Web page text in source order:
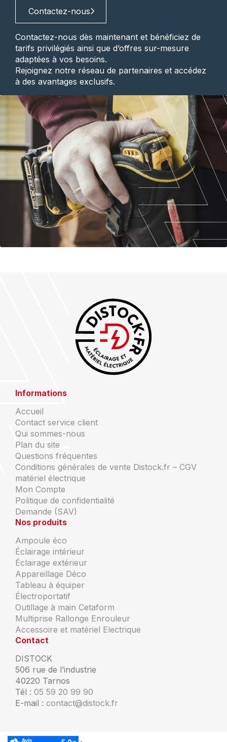
Contactez-nous
Contactez-nous dès maintenant et bénéficiez de
tarifs privilégiés ainsi que d’offres sur-mesure
adaptées à vos besoins.
Rejoignez notre réseau de partenaires et accédez
à des avantages exclusifs.
Informations
Accueil
Contact service client
Qui sommes-nous
Plan du site
Questions fréquentes
Conditions générales de vente Distock.fr – CGV
matériel électrique
Mon Compte
Politique de confidentialité
Demande (SAV)
Nos produits
Ampoule éco
Éclairage intérieur
Éclairage extérieur
Appareillage Déco
Tableau à équiper
Électroportatif
Outillage à main Cetaform
Multiprise Rallonge Enrouleur
Accessoire et matériel Electrique
Contact
DISTOCK
506 rue de l’industrie
40220 Tarnos
Tél : 05 59 20 99 90
E-mail : contact@distock.fr